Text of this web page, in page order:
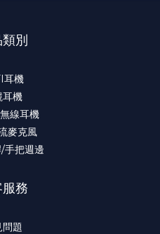
別
耳機
耳機
線耳機
麥克風
手把週邊
務
問題